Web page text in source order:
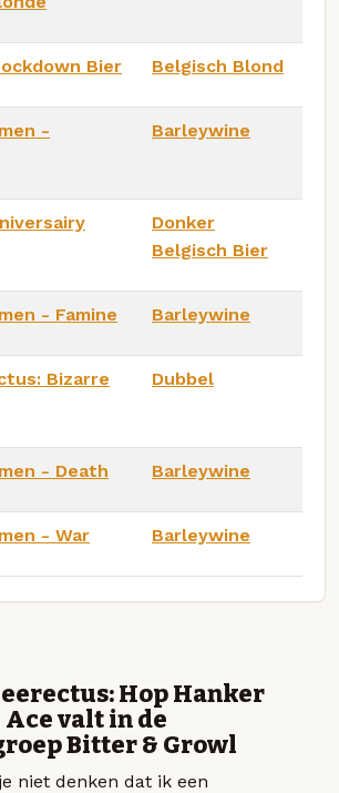
Bier Belgisch Blond
-
Barleywine
Donker
Belgisch Bier
- Famine Barleywine
Bizarre
Dubbel
- Death Barleywine
- War Barleywine
Hop Hanker
Ace valt in de
Bitter & Growl
niet denken dat ik een